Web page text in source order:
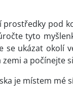
prostředky pod
tyto
se ukázat okolí
a počínejte
je místem mé